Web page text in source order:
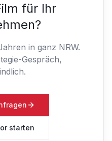
für Ihr
in ganz NRW.
Gespräch,
starten